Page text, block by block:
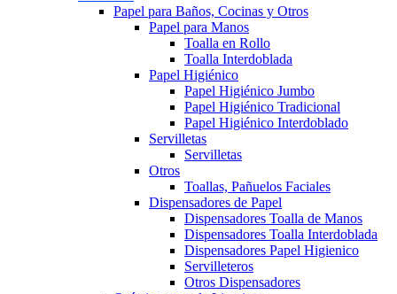
Papel para Baños, Cocinas y Otros
Papel para Manos
Toalla en Rollo
Toalla Interdoblada
Papel Higiénico
Papel Higiénico Jumbo
Papel Higiénico Tradicional
Papel Higiénico Interdoblado
Servilletas
Servilletas
Otros
Toallas, Pañuelos Faciales
Dispensadores de Papel
Dispensadores Toalla de Manos
Dispensadores Toalla Interdoblada
Dispensadores Papel Higienico
Servilleteros
Otros Dispensadores